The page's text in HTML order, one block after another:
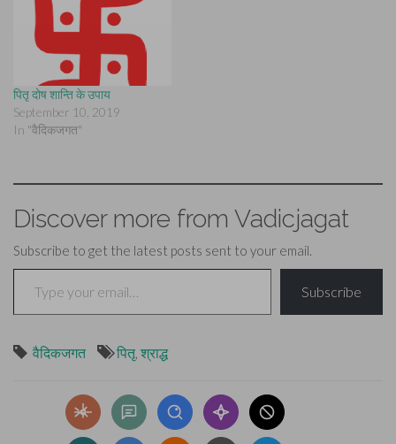
पितृ दोष शान्ति के उपाय
September 10, 2019
In "वैदिकजगत"
Discover more from Vadicjagat
Subscribe to get the latest posts sent to your email.
Type your email…
Subscribe
वैदिकजगत पितृ, श्राद्ध